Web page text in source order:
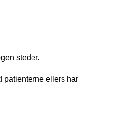
steder.
patienterne ellers har